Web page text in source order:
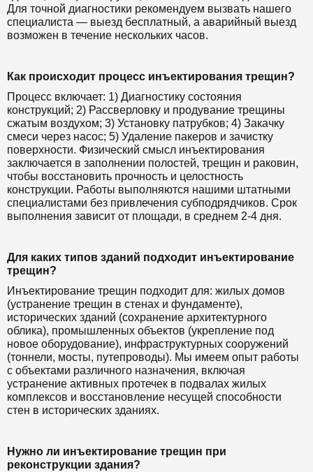
Для точной диагностики рекомендуем вызвать нашего
специалиста — выезд бесплатный, а аварийный выезд
возможен в течение нескольких часов.
Как происходит процесс инъектирования трещин?
Процесс включает: 1) Диагностику состояния
конструкций; 2) Рассверловку и продувание трещины
сжатым воздухом; 3) Установку патрубков; 4) Закачку
смеси через насос; 5) Удаление пакеров и зачистку
поверхности. Физический смысл инъектирования
заключается в заполнении полостей, трещин и раковин,
чтобы восстановить прочность и целостность
конструкции. Работы выполняются нашими штатными
специалистами без привлечения субподрядчиков. Срок
выполнения зависит от площади, в среднем 2-4 дня.
Для каких типов зданий подходит инъектирование
трещин?
Инъектирование трещин подходит для: жилых домов
(устранение трещин в стенах и фундаменте),
исторических зданий (сохранение архитектурного
облика), промышленных объектов (укрепление под
новое оборудование), инфраструктурных сооружений
(тоннели, мосты, путепроводы). Мы имеем опыт работы
с объектами различного назначения, включая
устранение активных протечек в подвалах жилых
комплексов и восстановление несущей способности
стен в исторических зданиях.
Нужно ли инъектирование трещин при
реконструкции здания?